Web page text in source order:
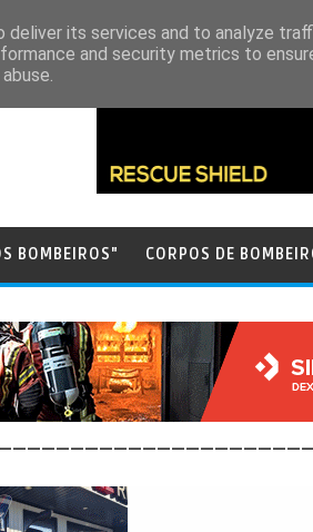
BOMBEIROS" CORPOS DE
its services and to analyze
and security metrics to